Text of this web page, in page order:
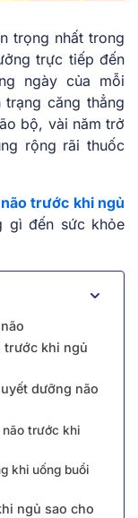
trọng nhất trong
trực tiếp đến
ngày của mỗi
căng thẳng
bộ, vài năm trở
rộng rãi thuốc
trước khi ngủ
gì đến sức khỏe
trước khi ngủ
dưỡng não
não trước khi
khi uống buổi
ngủ sao cho